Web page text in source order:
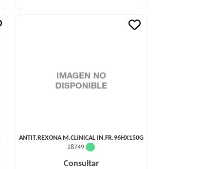
ANTIT.REXONA M.CLINICAL IN.FR.96HX150G
28749
Consultar